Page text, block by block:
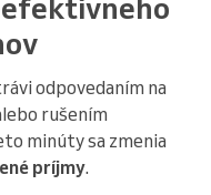
odpovedaním na
rušením
minúty sa zmenia
príjmy.